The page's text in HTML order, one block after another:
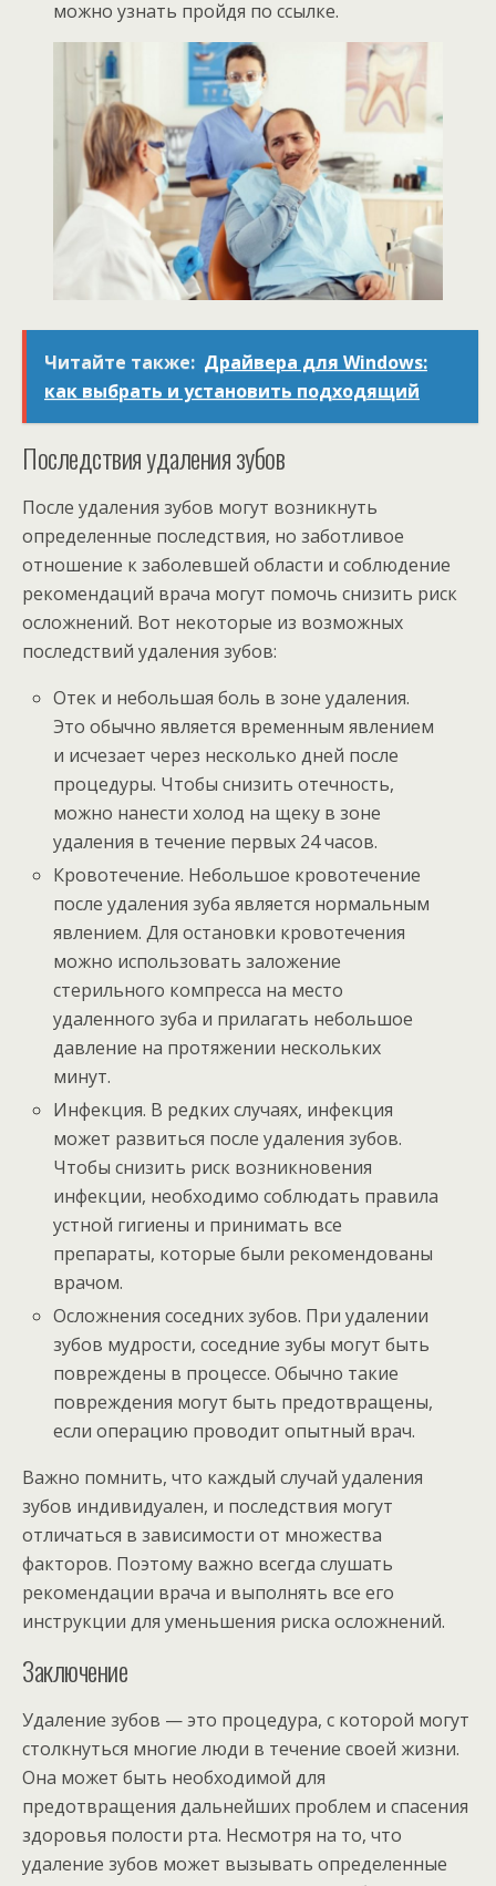
можно узнать пройдя по ссылке.
Читайте также: Драйвера для Windows:
как выбрать и установить подходящий
Последствия удаления зубов
После удаления зубов могут возникнуть
определенные последствия, но заботливое
отношение к заболевшей области и соблюдение
рекомендаций врача могут помочь снизить риск
осложнений. Вот некоторые из возможных
последствий удаления зубов:
Отек и небольшая боль в зоне удаления.
Это обычно является временным явлением
и исчезает через несколько дней после
процедуры. Чтобы снизить отечность,
можно нанести холод на щеку в зоне
удаления в течение первых 24 часов.
Кровотечение. Небольшое кровотечение
после удаления зуба является нормальным
явлением. Для остановки кровотечения
можно использовать заложение
стерильного компресса на место
удаленного зуба и прилагать небольшое
давление на протяжении нескольких
минут.
Инфекция. В редких случаях, инфекция
может развиться после удаления зубов.
Чтобы снизить риск возникновения
инфекции, необходимо соблюдать правила
устной гигиены и принимать все
препараты, которые были рекомендованы
врачом.
Осложнения соседних зубов. При удалении
зубов мудрости, соседние зубы могут быть
повреждены в процессе. Обычно такие
повреждения могут быть предотвращены,
если операцию проводит опытный врач.
Важно помнить, что каждый случай удаления
зубов индивидуален, и последствия могут
отличаться в зависимости от множества
факторов. Поэтому важно всегда слушать
рекомендации врача и выполнять все его
инструкции для уменьшения риска осложнений.
Заключение
Удаление зубов — это процедура, с которой могут
столкнуться многие люди в течение своей жизни.
Она может быть необходимой для
предотвращения дальнейших проблем и спасения
здоровья полости рта. Несмотря на то, что
удаление зубов может вызывать определенные